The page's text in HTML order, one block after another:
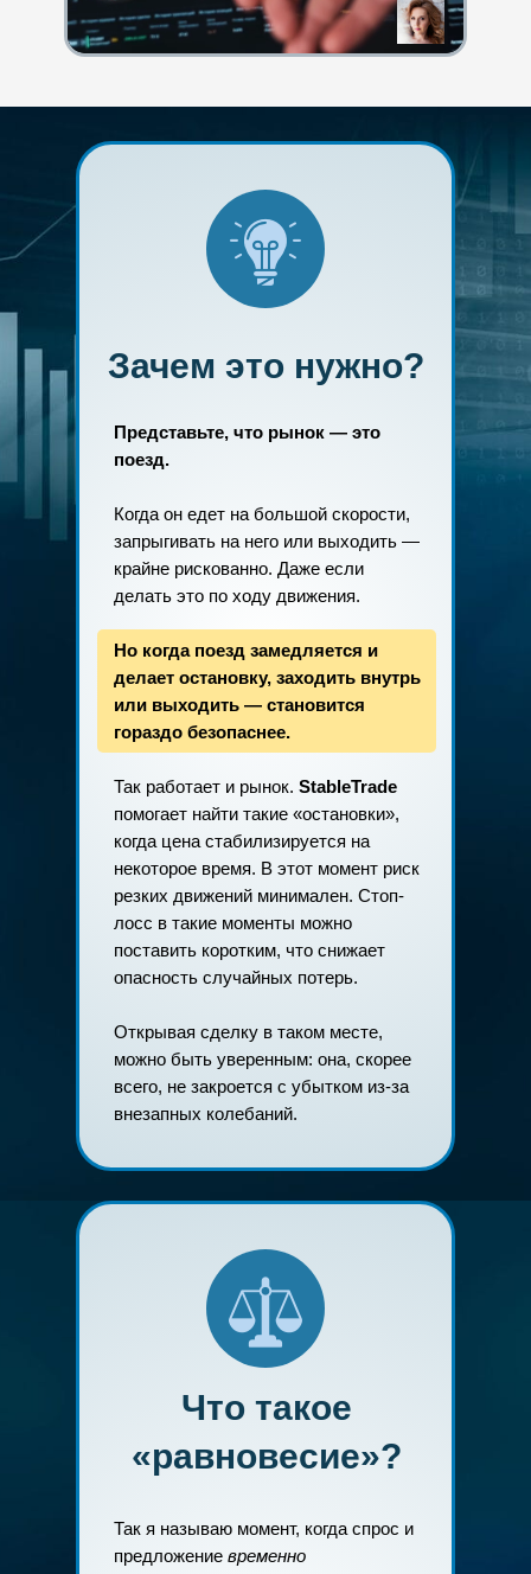
Представьте, что рынок — это
поезд.
Когда он едет на большой скорости,
запрыгивать на него или выходить —
крайне рискованно. Даже если
делать это по ходу движения.
Но когда поезд замедляется и
делает остановку, заходить внутрь
или выходить — становится
гораздо безопаснее.
Так работает и рынок. StableTrade
помогает найти такие «остановки»,
когда цена стабилизируется на
некоторое время. В этот момент риск
резких движений минимален. Стоп-
лосс в такие моменты можно
поставить коротким, что снижает
опасность случайных потерь.
Открывая сделку в таком месте,
можно быть уверенным: она, скорее
всего, не закроется с убытком из-за
внезапных колебаний.
Зачем это нужно?
Так я называю момент, когда спрос и
предложение временно
Что такое
«равновесие»?